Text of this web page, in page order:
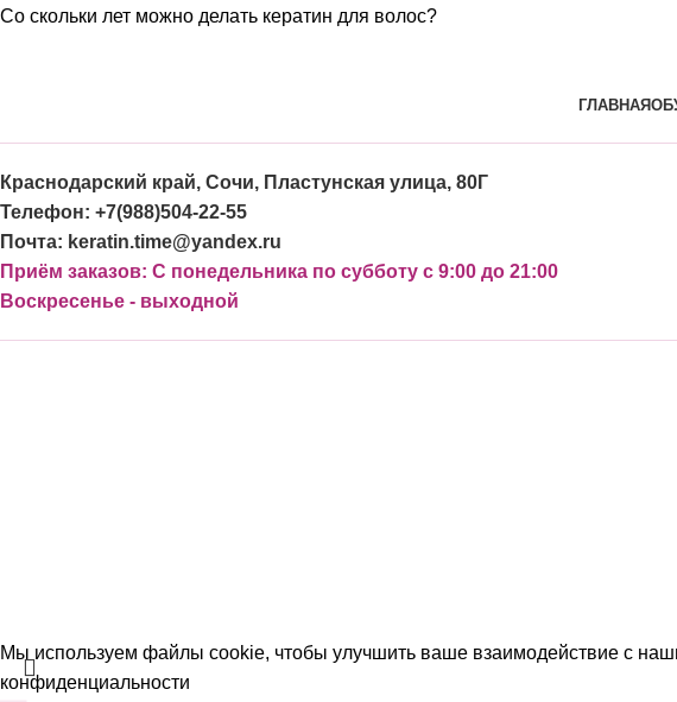
Со скольки лет можно делать кератин для волос?
ГЛАВНАЯ
Краснодарский край, Сочи, Пластунская улица, 80Г
Телефон: +7(988)504-22-55
Почта: keratin.time@yandex.ru
Приём заказов: С понедельника по субботу с 9:00 до 21:00
Воскресенье - выходной
Мы используем файлы cookie, чтобы улучшить ваше взаимодействие с
конфиденциальности